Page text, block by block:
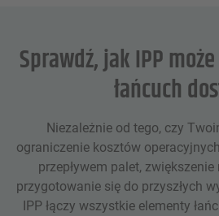
Sprawdź, jak IPP
łańcuch
Niezależnie od tego, czy
ograniczenie kosztów
przepływem palet,
przygotowanie się do przyszłych
IPP łączy wszystkie elementy